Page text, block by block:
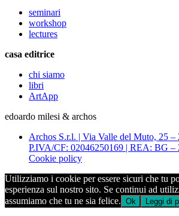
seminari
workshop
lectures
casa editrice
chi siamo
libri
ArtApp
edoardo milesi & archos
Archos S.r.l. | Via Valle del Muto, 25
P.IVA/CF: 02046250169 | REA: BG –
Cookie policy
Utilizziamo i cookie per essere sicuri che tu
esperienza sul nostro sito. Se continui ad
assumiamo che tu ne sia felice. Ok Leggi di